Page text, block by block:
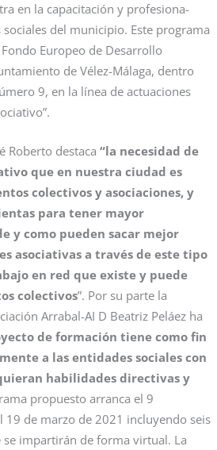
en la capacitación y profesiona-
del municipio. Este programa
Europeo de Desarrollo
de Vélez-Málaga, dentro
9, en la línea de actuaciones
Roberto destaca “la necesidad de
que en nuestra ciudad es
colectivos y asociaciones, y
para tener mayor
y como pueden sacar mejor
asociativas a través de este tipo
en red que existe y puede
colectivos”. Por su parte la
Arrabal-AI D Beatriz Peláez ha
de formación tiene como fin
a las entidades sociales con
habilidades directivas y
propuesto arranca el 9
19 de marzo de 2021 incluyendo seis
impartirán de forma virtual. La